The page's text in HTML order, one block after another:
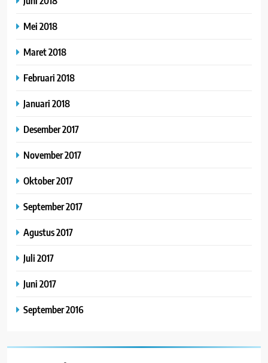
Mei 2018
Maret 2018
Februari 2018
Januari 2018
Desember 2017
November 2017
Oktober 2017
September 2017
Agustus 2017
Juli 2017
Juni 2017
September 2016